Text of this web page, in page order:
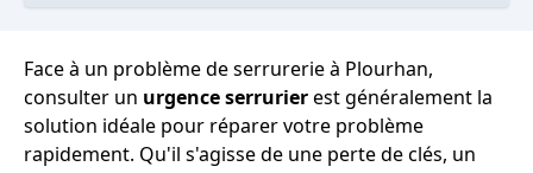
Face à un problème de serrurerie à Plourhan,
consulter un urgence serrurierest généralement la
solution idéale pour réparer votre problème
rapidement. Qu'il s'agisse de une perte de clés, un